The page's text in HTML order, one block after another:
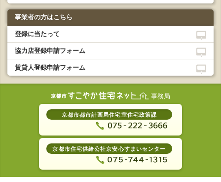
事業者の方はこちら
登録に当たって
協力店登録申請フォーム
賃貸人登録申請フォーム
事務局
京都市都市計画局住宅室住宅政策課
京都市住宅供給公社京安心すまいセンター